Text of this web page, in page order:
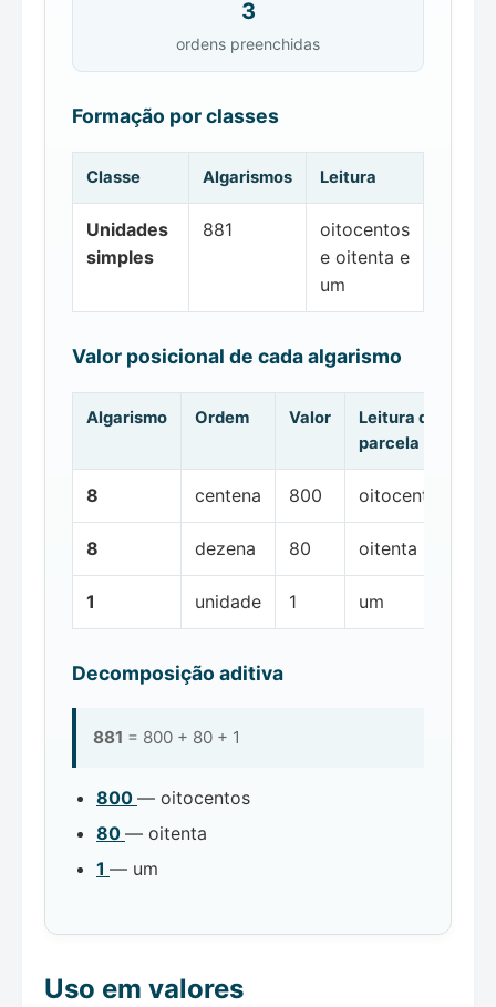
3
ordens preenchidas
Formação por classes
Classe Algarismos Leitura
Unidades
simples
881
oitocentos
e oitenta e
um
Valor posicional de cada algarismo
Algarismo Ordem Valor
Leitura da
parcela
8 centena 800 oitocentos
8 dezena 80 oitenta
1 unidade 1 um
Decomposição aditiva
881 = 800 + 80 + 1
800 — oitocentos
80 — oitenta
1 — um
Uso em valores